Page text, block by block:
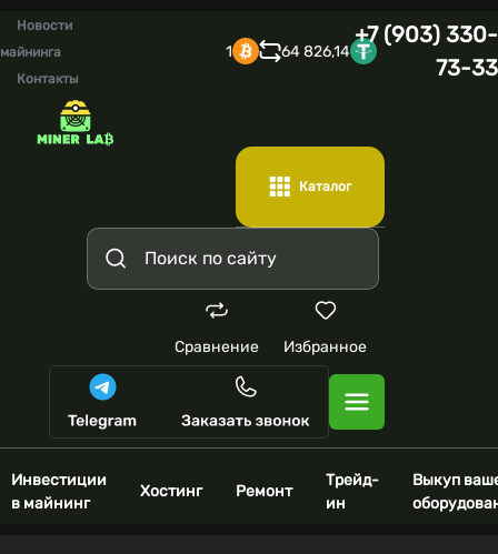
Новости
майнинга
Контакты
1 64 826,14
+7 (903) 330-
73-33
Каталог
Сравнение Избранное
Инвестиции
в майнинг
Хостинг Ремонт
Трейд-
ин
Выкуп